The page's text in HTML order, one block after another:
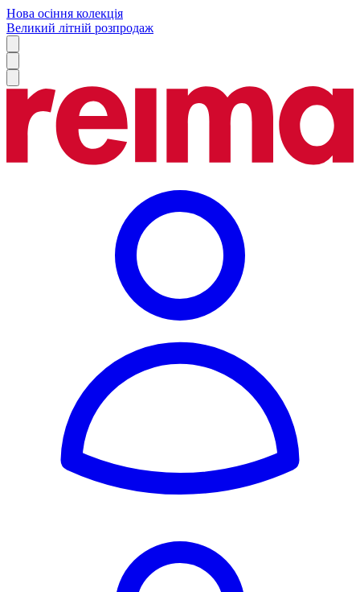
Нова осіння колекція
Великий літній розпродаж